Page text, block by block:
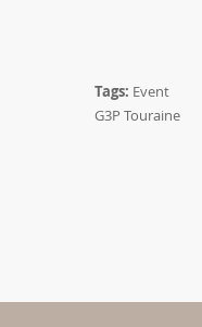
Tags: Event
G3P Touraine